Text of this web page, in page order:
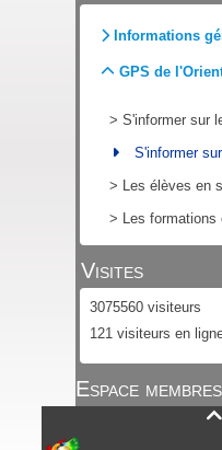
Informations
GPS de
> S'informer sur
S'informer
> Les élèves en
> Les formations
Visites
3075560 visiteurs
121 visiteurs en
Espace membres
